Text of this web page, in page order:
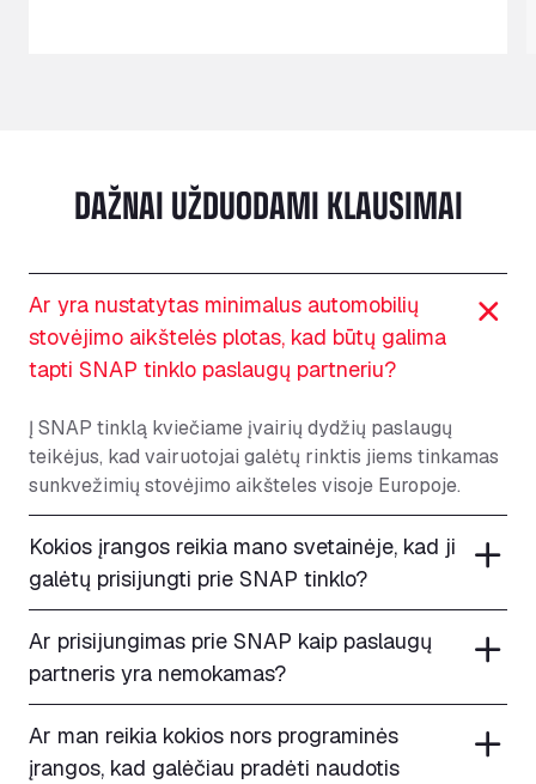
DAŽNAI UŽDUODAMI KLAUSIMAI
Ar yra nustatytas minimalus automobilių
stovėjimo aikštelės plotas, kad būtų galima
tapti SNAP tinklo paslaugų partneriu?
Į SNAP tinklą kviečiame įvairių dydžių paslaugų
teikėjus, kad vairuotojai galėtų rinktis jiems tinkamas
sunkvežimių stovėjimo aikšteles visoje Europoje.
Kokios įrangos reikia mano svetainėje, kad ji
galėtų prisijungti prie SNAP tinklo?
Ar prisijungimas prie SNAP kaip paslaugų
partneris yra nemokamas?
Ar man reikia kokios nors programinės
įrangos, kad galėčiau pradėti naudotis